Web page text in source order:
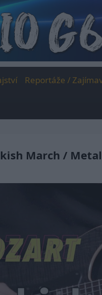
Reportáže /
March /